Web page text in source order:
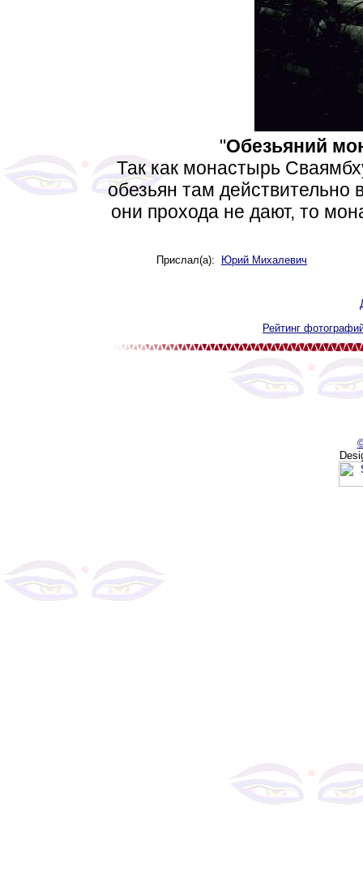
"Обезьяний
Так как монастырь
обезьян там
они прохода не дают, то
Прислал(а): Юрий Михалевич
Рейтинг